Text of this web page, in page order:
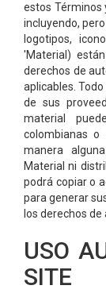
estos Términos
incluyendo,
logotipos,
'Material)
derechos de
aplicables.
de sus
material
colombianas
manera
Material ni
podrá copiar o
para generar
los derechos de
USO
SITE